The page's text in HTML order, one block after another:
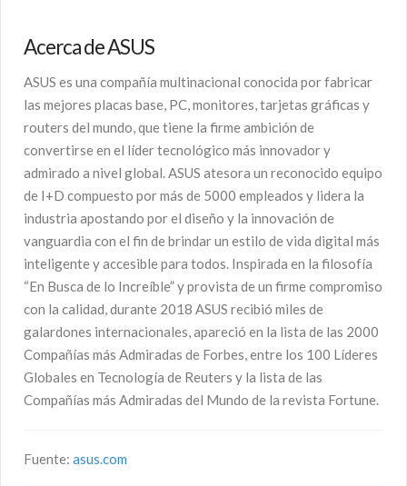
Acerca de ASUS
ASUS es una compañía multinacional conocida por fabricar
las mejores placas base, PC, monitores, tarjetas gráficas y
routers del mundo, que tiene la firme ambición de
convertirse en el líder tecnológico más innovador y
admirado a nivel global. ASUS atesora un reconocido equipo
de I+D compuesto por más de 5000 empleados y lidera la
industria apostando por el diseño y la innovación de
vanguardia con el fin de brindar un estilo de vida digital más
inteligente y accesible para todos. Inspirada en la filosofía
“En Busca de lo Increíble” y provista de un firme compromiso
con la calidad, durante 2018 ASUS recibió miles de
galardones internacionales, apareció en la lista de las 2000
Compañías más Admiradas de Forbes, entre los 100 Líderes
Globales en Tecnología de Reuters y la lista de las
Compañías más Admiradas del Mundo de la revista Fortune.
Fuente: asus.com